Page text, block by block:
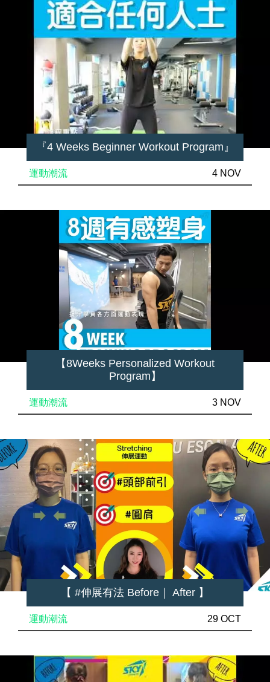
『4 Weeks Beginner Workout Program』
運動潮流 4 NOV
【8Weeks Personalized Workout
Program】
運動潮流 3 NOV
【 #伸展有法 Before｜ After 】
運動潮流 29 OCT